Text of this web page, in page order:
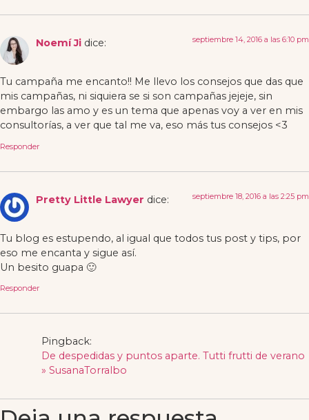
Noemí Ji dice: septiembre 14, 2016 a las 6:10 pm
Tu campaña me encanto!! Me llevo los consejos que das que
mis campañas, ni siquiera se si son campañas jejeje, sin
embargo las amo y es un tema que apenas voy a ver en mis
consultorías, a ver que tal me va, eso más tus consejos <3
Responder
Pretty Little Lawyer dice: septiembre 18, 2016 a las 2:25 pm
Tu blog es estupendo, al igual que todos tus post y tips, por
eso me encanta y sigue así.
Un besito guapa 🙂
Responder
Pingback:
De despedidas y puntos aparte. Tutti frutti de verano
» SusanaTorralbo